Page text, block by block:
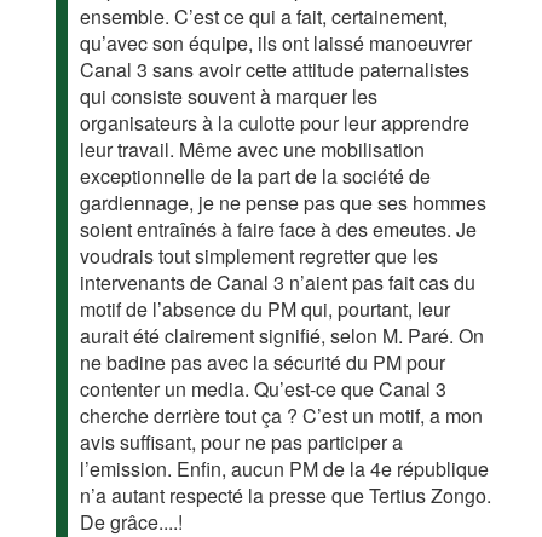
ensemble. C’est ce qui a fait, certainement,
qu’avec son équipe, ils ont laissé manoeuvrer
Canal 3 sans avoir cette attitude paternalistes
qui consiste souvent à marquer les
organisateurs à la culotte pour leur apprendre
leur travail. Même avec une mobilisation
exceptionnelle de la part de la société de
gardiennage, je ne pense pas que ses hommes
soient entraînés à faire face à des emeutes. Je
voudrais tout simplement regretter que les
intervenants de Canal 3 n’aient pas fait cas du
motif de l’absence du PM qui, pourtant, leur
aurait été clairement signifié, selon M. Paré. On
ne badine pas avec la sécurité du PM pour
contenter un media. Qu’est-ce que Canal 3
cherche derrière tout ça ? C’est un motif, a mon
avis suffisant, pour ne pas participer a
l’emission. Enfin, aucun PM de la 4e république
n’a autant respecté la presse que Tertius Zongo.
De grâce....!